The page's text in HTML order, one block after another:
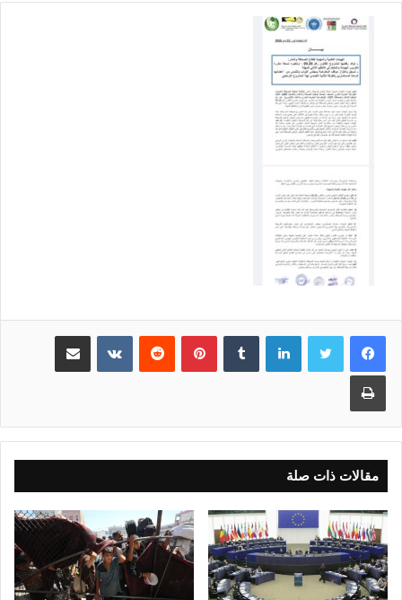
لينكدإن بينتيريست مشاركة عبر البريد
طباعة
مقالات ذات صلة